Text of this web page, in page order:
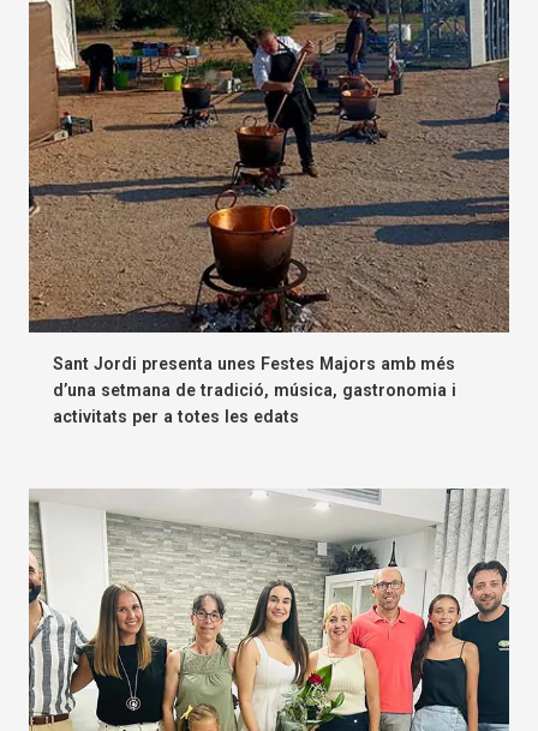
Sant Jordi presenta unes Festes Majors amb més
d’una setmana de tradició, música, gastronomia i
activitats per a totes les edats